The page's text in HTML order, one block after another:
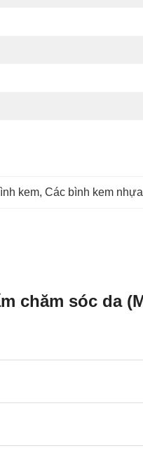
kem, Các bình kem
chăm sóc da